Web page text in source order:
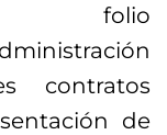
folio
contratos
de